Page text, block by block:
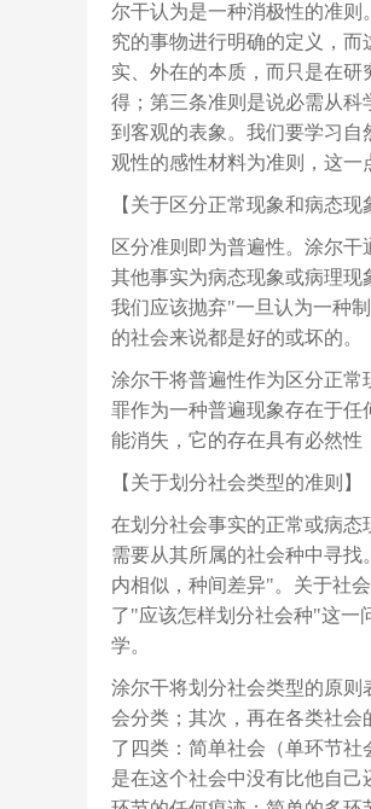
尔干认为是一种消极性的准
究的事物进行明确的定义，
实、外在的本质，而只是在
得；第三条准则是说必需从
到客观的表象。我们要学习
观性的感性材料为准则，这一
【关于区分正常现象和病态现
区分准则即为普遍性。涂尔
其他事实为病态现象或病理现
我们应该抛弃"一旦认为一种
的社会来说都是好的或坏的。
涂尔干将普遍性作为区分正
罪作为一种普遍现象存在于
能消失，它的存在具有必然性
【关于划分社会类型的准则】
在划分社会事实的正常或病
需要从其所属的社会种中寻
内相似，种间差异"。关于社
了"应该怎样划分社会种"这一
学。
涂尔干将划分社会类型的原
会分类；其次，再在各类社
了四类：简单社会（单环节
是在这个社会中没有比他自